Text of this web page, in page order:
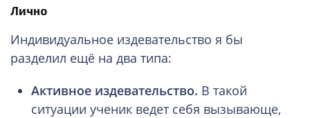
Лично
Индивидуальное издевательство я бы
разделил ещё на два типа:
Активное издевательство. В такой
ситуации ученик ведет себя вызывающе,